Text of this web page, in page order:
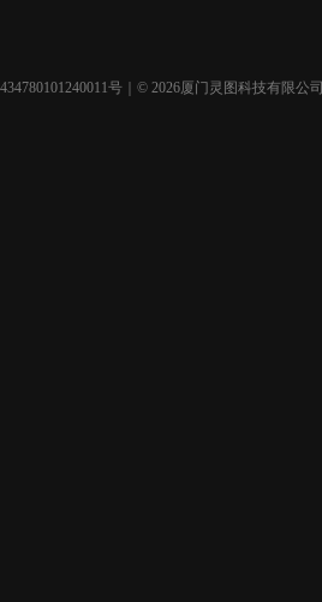
号｜© 2026厦门灵图科技有限公司